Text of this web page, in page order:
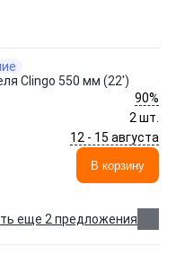
Clingo 550 мм (22')
90%
2 шт.
12 - 15 августа
В корзину
еще 2 предложения